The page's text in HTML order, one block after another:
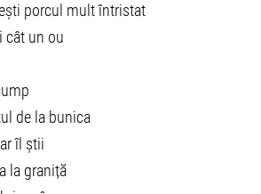
porcul mult întristat
cât un ou
de la bunica
îl știi
la graniță